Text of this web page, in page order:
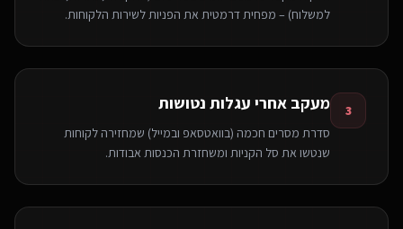
למשלוח) – מפחית דרמטית את הפניות לשירות הלקוחות.
3 מעקב אחרי עגלות נטושות
סדרת מסרים חכמה (בוואטסאפ ובמייל) שמחזירה לקוחות
שנטשו את סל הקניות ומשחזרת הכנסות אבודות.